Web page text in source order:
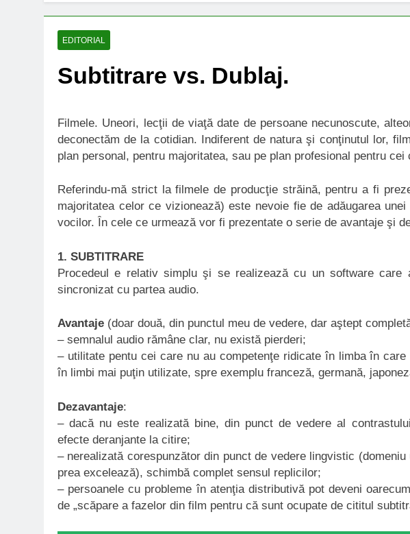
EDITORIAL
Subtitrare vs. Dublaj.
Filmele. Uneori, lecţii de viaţă date de persoane necunoscute,
deconectăm de la cotidian. Indiferent de natura şi conţinutul lor,
plan personal, pentru majoritatea, sau pe plan profesional pentru
Referindu-mă strict la filmele de producţie străină, pentru a fi
majoritatea celor ce vizionează) este nevoie fie de adăugarea
vocilor. În cele ce urmează vor fi prezentate o serie de avantaje şi
1. SUBTITRARE
Procedeul e relativ simplu şi se realizează cu un software care
sincronizat cu partea audio.
Avantaje (doar două, din punctul meu de vedere, dar aştept
– semnalul audio rămâne clar, nu există pierderi;
– utilitate pentu cei care nu au competenţe ridicate în limba în
în limbi mai puţin utilizate, spre exemplu franceză, germană,
Dezavantaje:
– dacă nu este realizată bine, din punct de vedere al
efecte deranjante la citire;
– nerealizată corespunzător din punct de vedere lingvistic
prea excelează), schimbă complet sensul replicilor;
– persoanele cu probleme în atenţia distributivă pot deveni
de „scăpare a fazelor din film pentru că sunt ocupate de cititul